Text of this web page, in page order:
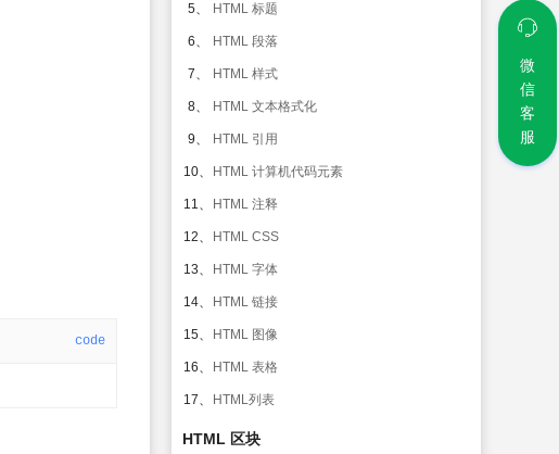
code
5、 HTML 标题
6、 HTML 段落
7、 HTML 样式
8、 HTML 文本格式化
9、 HTML 引用
10、 HTML 计算机代码元素
11、 HTML 注释
12、 HTML CSS
13、 HTML 字体
14、 HTML 链接
15、 HTML 图像
16、 HTML 表格
17、 HTML列表
HTML 区块
微
信
客
服